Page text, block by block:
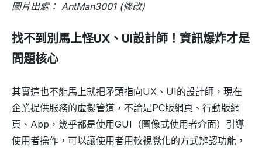
圖片出處： AntMan3001 (修改)
找不到別馬上怪UX、UI設計師！資訊爆炸才是
問題核心
其實這也不能馬上就把矛頭指向UX、UI的設計師，現在
企業提供服務的虛擬管道，不論是PC版網頁、行動版網
頁、App，幾乎都是使用GUI（圖像式使用者介面）引導
使用者操作，可以讓使用者用較視覺化的方式辨認功能，